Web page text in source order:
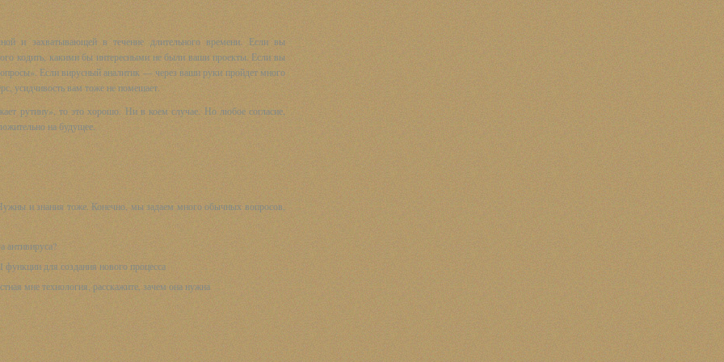
и захватывающей в течение длительного времени. Если вы
кодить, какими бы интересными не были ваши проекты. Если вы
Если вирусный аналитик — через ваши руки пройдет много
усидчивость вам тоже не помешает.
рутину», то это хорошо. Ни в коем случае. Но любое согласие,
на будущее.
и знания тоже. Конечно, мы задаем много обычных вопросов,
антивируса?
для создания нового процесса
мне технология, расскажите, зачем она нужна